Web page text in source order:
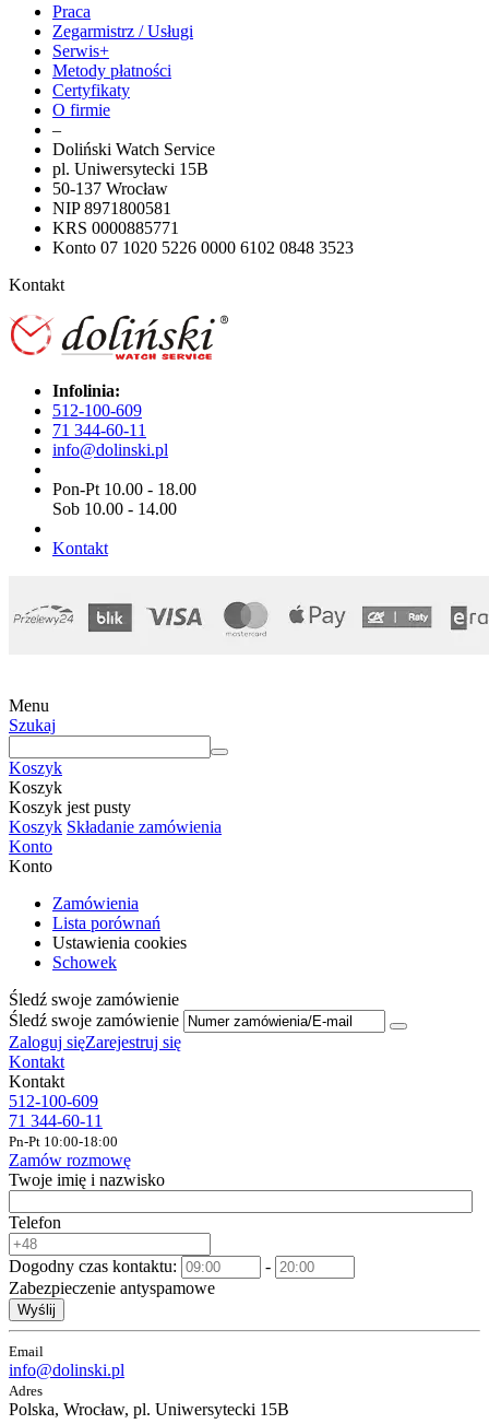
Praca
Zegarmistrz / Usługi
Serwis+
Metody płatności
Certyfikaty
O firmie
–
Doliński Watch Service
pl. Uniwersytecki 15B
50-137 Wrocław
NIP 8971800581
KRS 0000885771
Konto 07 1020 5226 0000 6102 0848 3523
Kontakt
Infolinia:
512-100-609
71 344-60-11
info@dolinski.pl
Pon-Pt 10.00 - 18.00
Sob 10.00 - 14.00
Kontakt
Menu
Szukaj
Koszyk
Koszyk
Koszyk jest pusty
Koszyk Składanie zamówienia
Konto
Konto
Zamówienia
Lista porównań
Ustawienia cookies
Schowek
Śledź swoje zamówienie
Śledź swoje zamówienie
Zaloguj sięZarejestruj się
Kontakt
Kontakt
512-100-609
71 344-60-11
Pn-Pt 10:00-18:00
Zamów rozmowę
Twoje imię i nazwisko
Telefon
Dogodny czas kontaktu:
-
Zabezpieczenie antyspamowe
Wyślij
Email
info@dolinski.pl
Adres
Polska, Wrocław, pl. Uniwersytecki 15B